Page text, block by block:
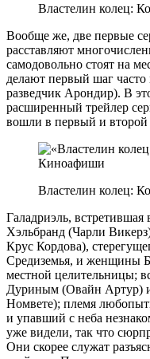
Властелин колец:
Вообще же, две первые
расставляют
самодовольно стоят на
делают первый шаг часто
разведчик Арондир). В
расширенный трейлер
вошли в первый и второй
Властелин колец:
Галадриэль,
Хэльбранд (Чарли
Крус Кордова),
Средиземья, и женщины
местной целительницы;
Дуриным (Овайн Артур)
Номвете); племя
и упавший с неба
уже видели, так что
Они скорее служат